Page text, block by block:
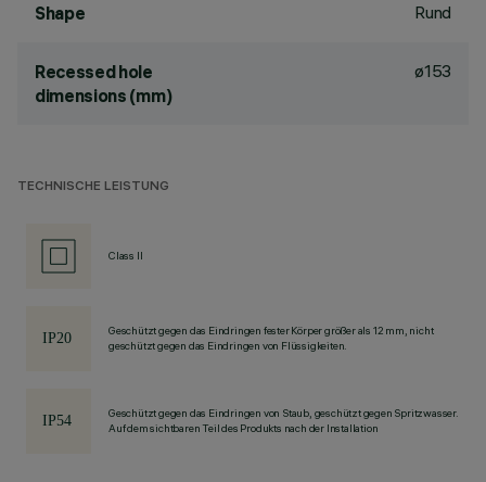
Shape Rund
Recessed hole
dimensions (mm)
ø153
TECHNISCHE LEISTUNG
Class II
Geschützt gegen das Eindringen fester Körper größer als 12 mm, nicht
geschützt gegen das Eindringen von Flüssigkeiten.
Geschützt gegen das Eindringen von Staub, geschützt gegen Spritzwasser.
Auf dem sichtbaren Teil des Produkts nach der Installation